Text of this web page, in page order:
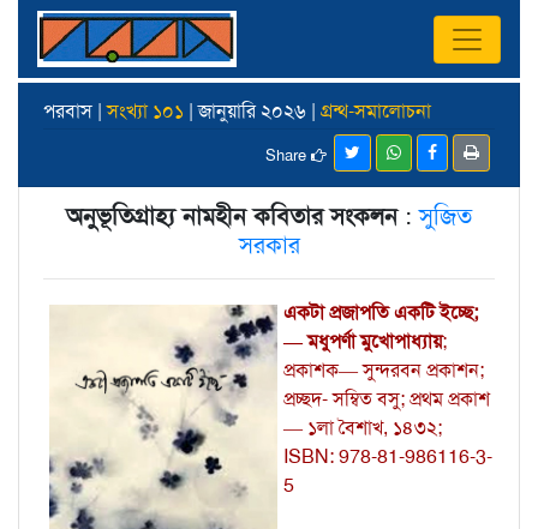
পরবাস |সংখ্যা ১০১ | জানুয়ারি ২০২৬ | গ্রন্থ-সমালোচনা
Share
অনুভূতিগ্রাহ্য নামহীন কবিতার সংকলন :সুজিত
সরকার
একটা প্রজাপতি একটি ইচ্ছে;
— মধুপর্ণা মুখোপাধ্যায়;
প্রকাশক— সুন্দরবন প্রকাশন;
প্রচ্ছদ- সম্বিত বসু; প্রথম প্রকাশ
— ১লা বৈশাখ, ১৪৩২;
ISBN: 978-81-986116-3-
5